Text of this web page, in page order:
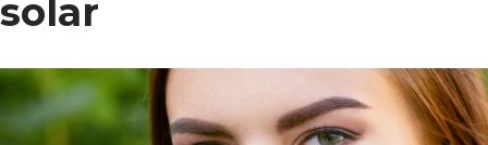
solar